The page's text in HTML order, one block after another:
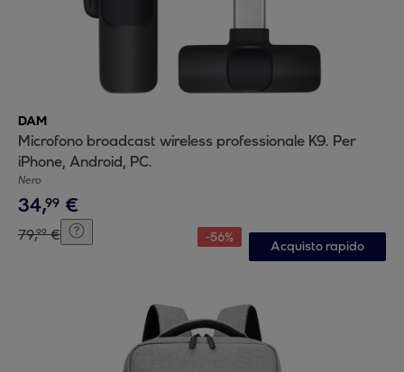
DAM
Microfono broadcast wireless professionale K9. Per
iPhone, Android, PC.
Nero
34,99 €
79,99 € -56%
Acquisto rapido